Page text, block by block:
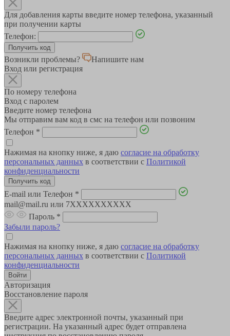
Для добавления карты введите номер телефона, указанный
при получении карты
Телефон:
Возникли проблемы?
Напишите нам
Вход или регистрация
По номеру телефона
Вход с паролем
Введите номер телефона
Мы отправим вам код в смс на телефон или позвоним
Телефон *
Нажимая на кнопку ниже, я даю согласие на обработку
персональных данных в соответствии с Политикой
конфиденциальности
E-mail или Телефон *
mail@mail.ru или 7XXXXXXXXXX
Пароль *
Забыли пароль?
Нажимая на кнопку ниже, я даю согласие на обработку
персональных данных в соответствии с Политикой
конфиденциальности
Авторизация
Восстановление пароля
Введите адрес электронной почты, указанный при
регистрации. На указанный адрес будет отправлена